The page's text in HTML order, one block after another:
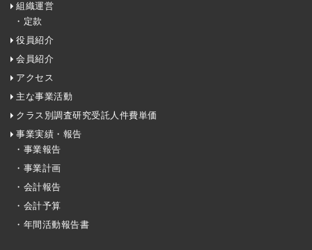
組織運営
・定款
役員紹介
会員紹介
アクセス
主な事業活動
クラス別調査研究受託人件費単価
事業実績・報告
・事業報告
・事業計画
・会計報告
・会計予算
・年間活動報告書